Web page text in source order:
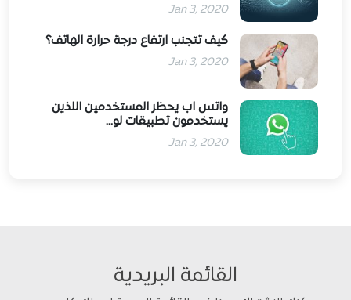
Jan 3, 2020
كيف تتجنب ارتفاع درجة حرارة الهاتف؟
Jan 3, 2020
واتس اب يحظر المستخدمين اللذين
يستخدمون تطبيقات لو...
Jan 3, 2020
القائمة البريدية